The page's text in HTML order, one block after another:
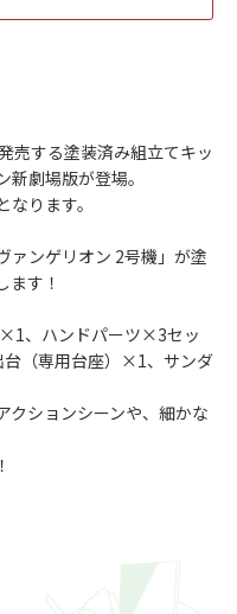
売する塗装済み組立てキッ
新劇場版が登場。
ります。
ァンゲリオン 2号機」が塗
ます！
、ハンドパーツ×3セッ
（専用台座）×1、サンダ
クションシーンや、細かな